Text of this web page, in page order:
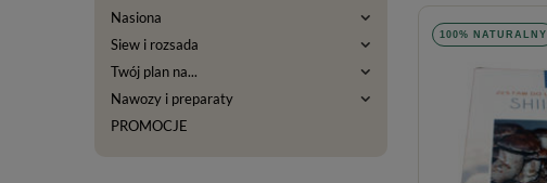
Nasiona
Siew i rozsada
Twój plan na...
Nawozy i preparaty
PROMOCJE
100% NATURALNY